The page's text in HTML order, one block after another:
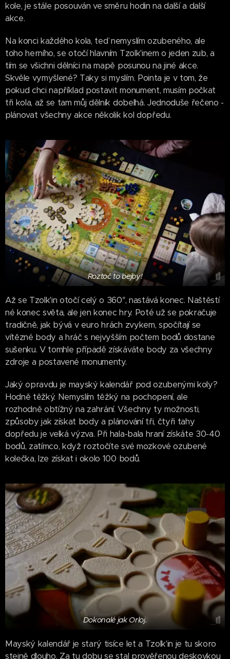
kole, je stále posouván ve směru hodin na další a další
akce.
Na konci každého kola, teď nemyslím ozubeného, ale
toho herního, se otočí hlavním Tzolk'inem o jeden zub, a
tím se všichni dělníci na mapě posunou na jiné akce.
Skvěle vymyšlené? Taky si myslím. Pointa je v tom, že
pokud chci například postavit monument, musím počkat
tři kola, až se tam můj dělník dobelhá. Jednoduše řečeno -
plánovat všechny akce několik kol dopředu.
Roztoč to bejby!
Až se Tzolk'in otočí celý o 360°, nastává konec. Naštěstí
né konec světa, ale jen konec hry. Poté už se pokračuje
tradičně, jak bývá v euro hrách zvykem, spočítají se
vítězné body a hráč s nejvyšším počtem bodů dostane
sušenku. V tomhle případě získáváte body za všechny
zdroje a postavené monumenty.
Jaký opravdu je mayský kalendář pod ozubenými koly?
Hodně těžký. Nemyslím těžký na pochopení, ale
rozhodně obtížný na zahrání. Všechny ty možnosti,
způsoby jak získat body a plánování tři, čtyři tahy
dopředu je velká výzva. Při hala-bala hraní získáte 30-40
bodů, zatímco, když roztočíte své mozkové ozubené
kolečka, lze získat i okolo 100 bodů.
Dokonalé jak Orloj.
Mayský kalendář je starý tisíce let a Tzolk'in je tu skoro
stejně dlouho. Za tu dobu se stal prověřenou deskovkou